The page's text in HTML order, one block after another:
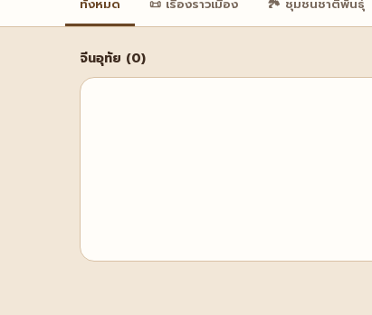
ทั้งหมด 📜 เรื่องราวเมือง 🏞️ ชุมชนชาติพันธุ์
จีนอุทัย (0)